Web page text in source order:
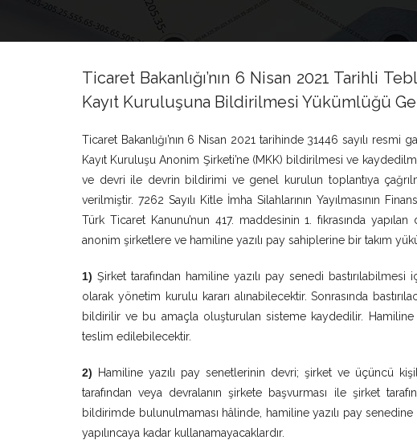
Ticaret Bakanlığı’nın 6 Nisan 2021 Tarihli
Kayıt Kuruluşuna Bildirilmesi Yükümlüğü
Ticaret Bakanlığı’nın 6 Nisan 2021 tarihinde 31446 sayılı
Kayıt Kuruluşu Anonim Şirketi’ne (MKK) bildirilmesi ve
ve devri ile devrin bildirimi ve genel kurulun toplantıya
verilmiştir. 7262 Sayılı Kitle İmha Silahlarının Yayılmasının
Türk Ticaret Kanunu’nun 417. maddesinin 1. fıkrasında
anonim şirketlere ve hamiline yazılı pay sahiplerine bir takım
1)Şirket tarafından hamiline yazılı pay senedi
olarak yönetim kurulu kararı alınabilecektir. Sonrasında
bildirilir ve bu amaçla oluşturulan sisteme kaydedilir.
teslim edilebilecektir.
2)
Hamiline yazılı pay senetlerinin devri; şirket ve üçüncü
tarafından veya devralanın şirkete başvurması ile şirket
bildirimde bulunulmaması hâlinde, hamiline yazılı pay
yapılıncaya kadar kullanamayacaklardır.